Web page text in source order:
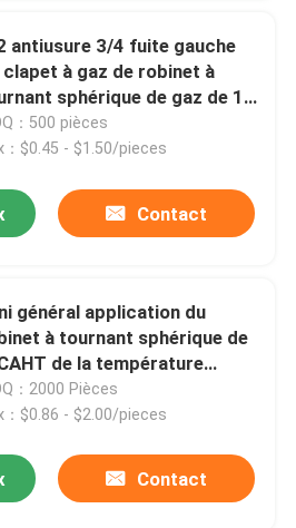
antiusure 3/4 fuite gauche
clapet à gaz de robinet à
sphérique de gaz de 1
pleine anti
：500 pièces
：$0.45 - $1.50/pieces
Contact
général application du
à tournant sphérique de
de la température
DN15~DN200
：2000 Pièces
：$0.86 - $2.00/pieces
Contact